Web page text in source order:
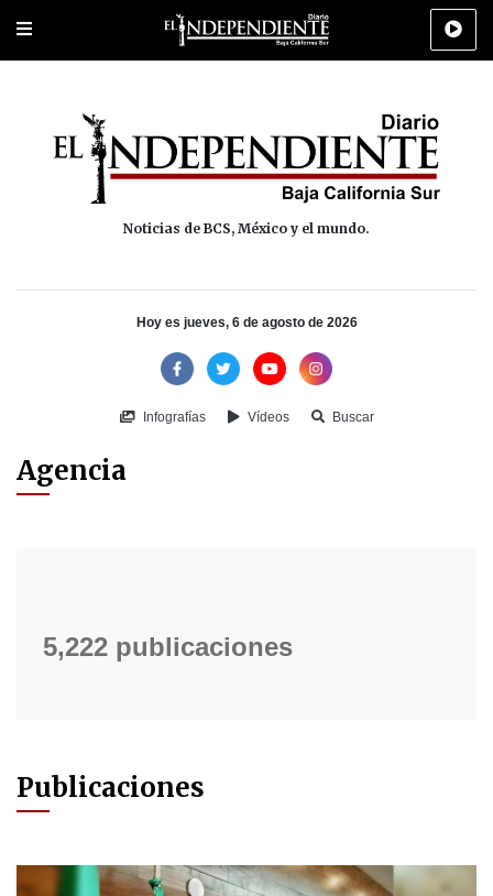
Portada Los Cabos Policiaca Deportes Cultura
Noticias de BCS, México y el mundo.
Hoy es jueves, 6 de agosto de 2026
Infografías Vídeos Buscar
Agencia
5,222 publicaciones
Publicaciones